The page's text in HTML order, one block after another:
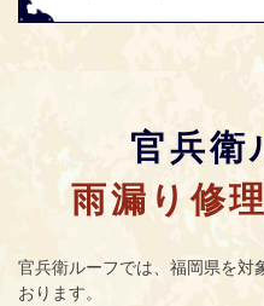
官兵衛
雨漏り修理
官兵衛ルーフでは、福岡県を対
おります。